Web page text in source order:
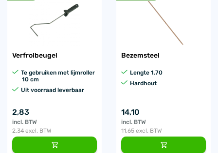
Verfrolbeugel
Te gebruiken met lijmroller
10 cm
Uit voorraad leverbaar
2,83
incl. BTW
2,34 excl. BTW
Bezemsteel
Lengte 1.70
Hardhout
14,10
incl. BTW
11,65 excl. BTW